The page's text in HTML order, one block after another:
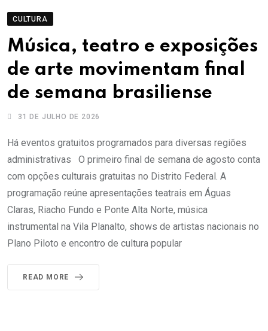
CULTURA
Música, teatro e exposições
de arte movimentam final
de semana brasiliense
31 DE JULHO DE 2026
Há eventos gratuitos programados para diversas regiões
administrativas O primeiro final de semana de agosto conta
com opções culturais gratuitas no Distrito Federal. A
programação reúne apresentações teatrais em Águas
Claras, Riacho Fundo e Ponte Alta Norte, música
instrumental na Vila Planalto, shows de artistas nacionais no
Plano Piloto e encontro de cultura popular
READ MORE